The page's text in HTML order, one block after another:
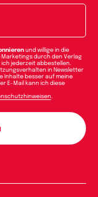
und willige in die
durch den Verlag
ich jederzeit abbestellen.
in Newsletter
Inhalte besser auf meine
E-Mail kann ich diese
.